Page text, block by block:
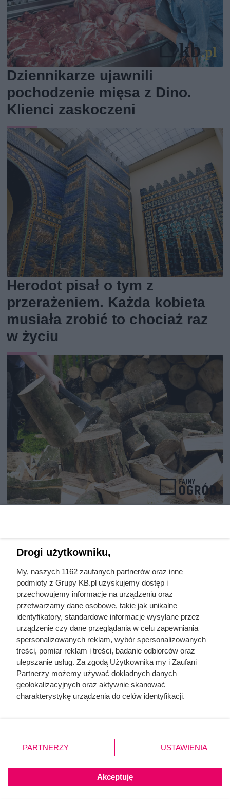
Dziennikarze ujawnili
pochodzenie mięsa z Dino.
Klienci zaskoczeni
Herodot pisał o tym z
przerażeniem. Każda kobieta
musiała zrobić to chociaż raz
w życiu
rzadko go kupują. Prawdziwy
król kaloryczności
Te elewacje były hitem w
2010–2016. Dziś właściciele
domów się ich wstydzą
Drogi użytkowniku,
My, naszych 1162 zaufanych partnerów oraz inne
podmioty z Grupy KB.pl uzyskujemy dostęp i
przechowujemy informacje na urządzeniu oraz
przetwarzamy dane osobowe, takie jak unikalne
identyfikatory, standardowe informacje wysyłane przez
urządzenie czy dane przeglądania w celu zapewniania
spersonalizowanych reklam, wybór spersonalizowanych
treści, pomiar reklam i treści, badanie odbiorców oraz
ulepszanie usług. Za zgodą Użytkownika my i Zaufani
Partnerzy możemy używać dokładnych danych
geolokalizacyjnych oraz aktywnie skanować
charakterystykę urządzenia do celów identyfikacji.
zmienić/wycofać klikając przycisk ustawień prywatności
znajdujący się w lewym dolnym rogu strony. Niektóre
użytkownika, ale masz prawo sprzeciwić się takiemu
przetwarzaniu. Preferencje będą miały zastosowania tylko
PARTNERZY USTAWIENIA
Akceptuję